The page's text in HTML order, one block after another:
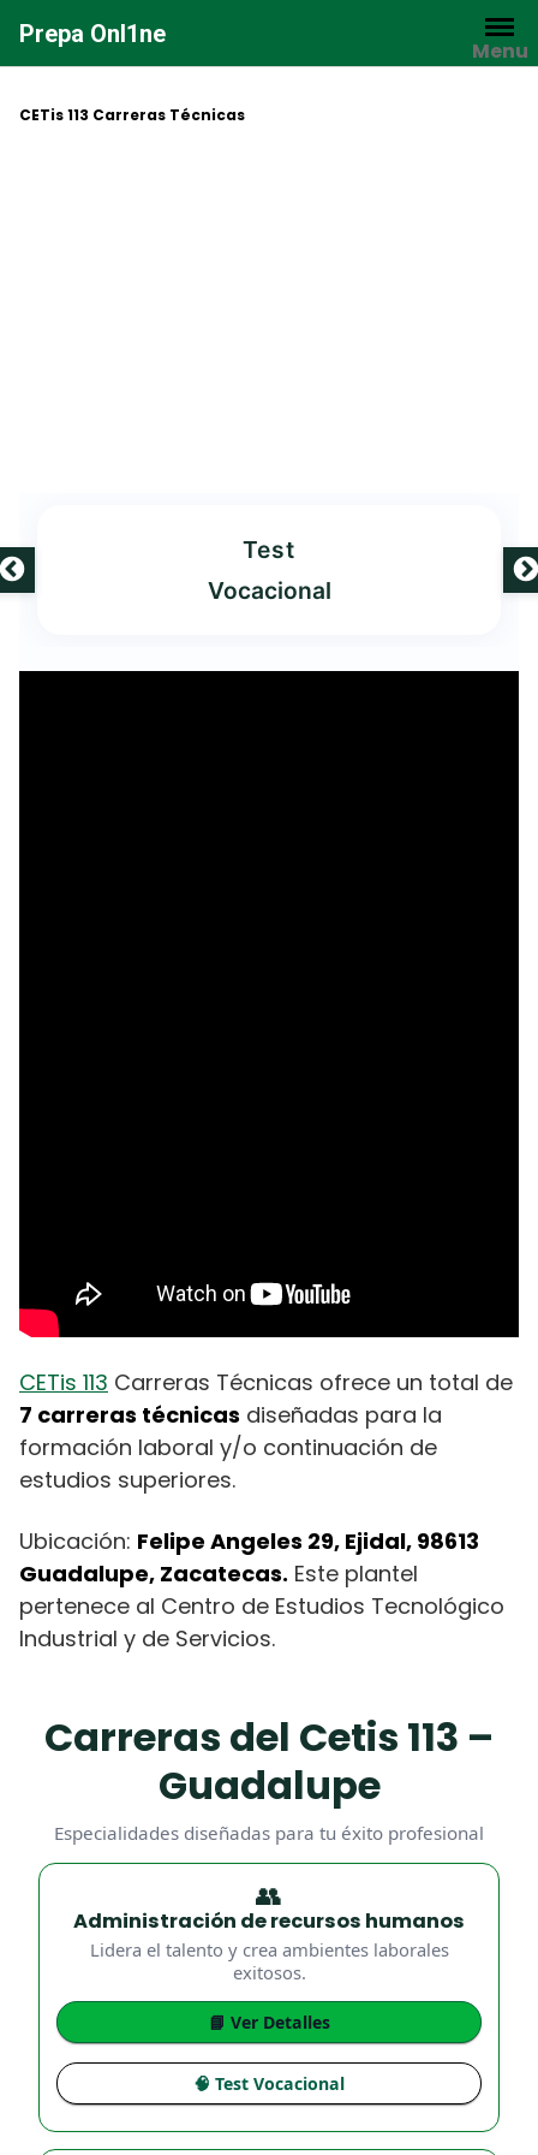
contenido
Prepa Onl1ne
Menu
CETis 113 Carreras Técnicas
Test
Vocacional
CETis 113 Carreras Técnicas ofrece un total de
7 carreras técnicas diseñadas para la
formación laboral y/o continuación de
estudios superiores.
Ubicación: Felipe Angeles 29, Ejidal, 98613
Guadalupe, Zacatecas. Este plantel
pertenece al Centro de Estudios Tecnológico
Industrial y de Servicios.
Carreras del Cetis 113 –
Guadalupe
Especialidades diseñadas para tu éxito profesional
👥
Administración de recursos humanos
Lidera el talento y crea ambientes laborales
exitosos.
📘 Ver Detalles
🧠 Test Vocacional